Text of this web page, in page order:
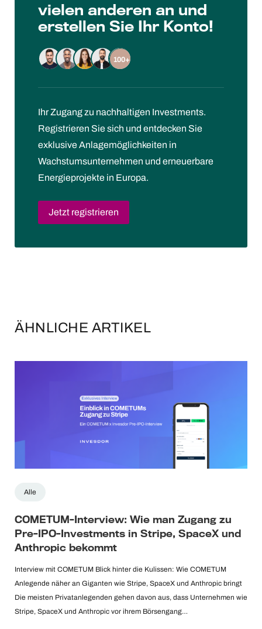
vielen anderen an und
erstellen Sie Ihr Konto!
100+
Ihr Zugang zu nachhaltigen Investments.
Registrieren Sie sich und entdecken Sie
exklusive Anlagemöglichkeiten in
Wachstumsunternehmen und erneuerbare
Energieprojekte in Europa.
Jetzt registrieren
ÄHNLICHE ARTIKEL
Alle
COMETUM-Interview: Wie man Zugang zu
Pre-IPO-Investments in Stripe, SpaceX und
Anthropic bekommt
Interview mit COMETUM Blick hinter die Kulissen: Wie COMETUM
Anlegende näher an Giganten wie Stripe, SpaceX und Anthropic bringt
Die meisten Privatanlegenden gehen davon aus, dass Unternehmen wie
Stripe, SpaceX und Anthropic vor ihrem Börsengang…